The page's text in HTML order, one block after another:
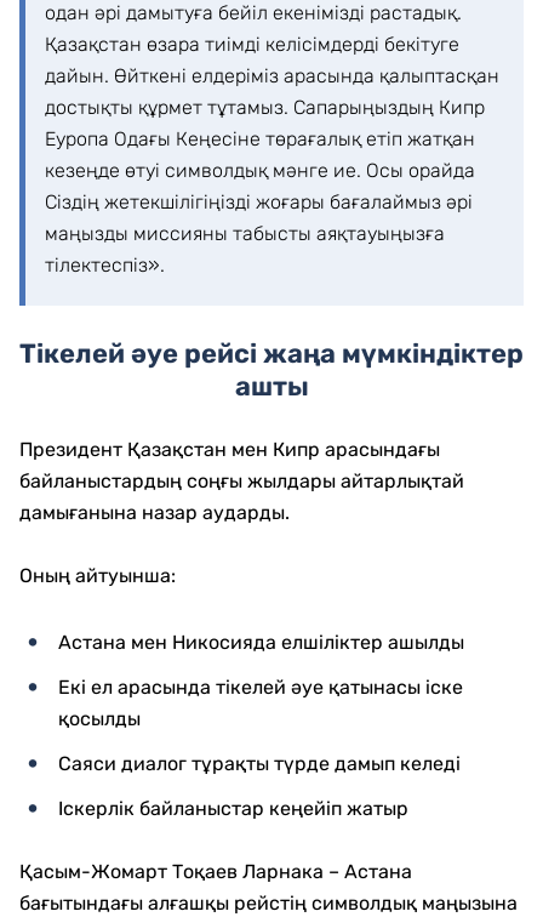
одан әрі дамытуға бейіл екенімізді растадық.
Қазақстан өзара тиімді келісімдерді бекітуге
дайын. Өйткені елдеріміз арасында қалыптасқан
достықты құрмет тұтамыз. Сапарыңыздың Кипр
Еуропа Одағы Кеңесіне төрағалық етіп жатқан
кезеңде өтуі символдық мәнге ие. Осы орайда
Сіздің жетекшілігіңізді жоғары бағалаймыз әрі
маңызды миссияны табысты аяқтауыңызға
тілектеспіз».
Тікелей әуе рейсі жаңа мүмкіндіктер
ашты
Президент Қазақстан мен Кипр арасындағы
байланыстардың соңғы жылдары айтарлықтай
дамығанына назар аударды.
Оның айтуынша:
Астана мен Никосияда елшіліктер ашылды
Екі ел арасында тікелей әуе қатынасы іске
қосылды
Саяси диалог тұрақты түрде дамып келеді
Іскерлік байланыстар кеңейіп жатыр
Қасым-Жомарт Тоқаев Ларнака – Астана
бағытындағы алғашқы рейстің символдық маңызына